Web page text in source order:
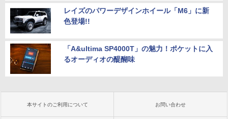
レイズのパワーデザインホイール「M6」に新
色登場!!
「A&ultima SP4000T」の魅力！ポケットに入
るオーディオの醍醐味
本サイトのご利用について お問い合わせ